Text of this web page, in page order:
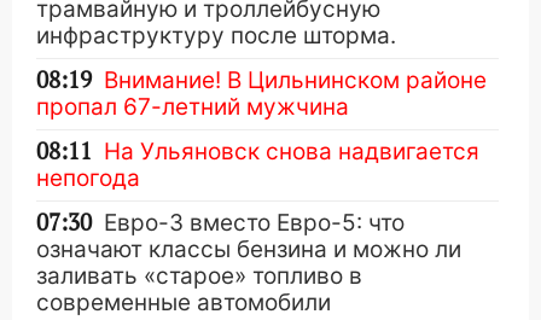
трамвайную и троллейбусную
инфраструктуру после шторма.
08:19 Внимание! В Цильнинском районе
пропал 67-летний мужчина
08:11 На Ульяновск снова надвигается
непогода
07:30 Евро-3 вместо Евро-5: что
означают классы бензина и можно ли
заливать «старое» топливо в
современные автомобили